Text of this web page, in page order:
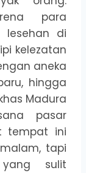
para
lesehan di
kelezatan
aneka
hingga
Madura
pasar
tempat ini
tapi
sulit